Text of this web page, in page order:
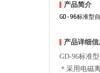
产品简介
GD-96标准型
产品详细信
GD-96标准
＊采用电磁